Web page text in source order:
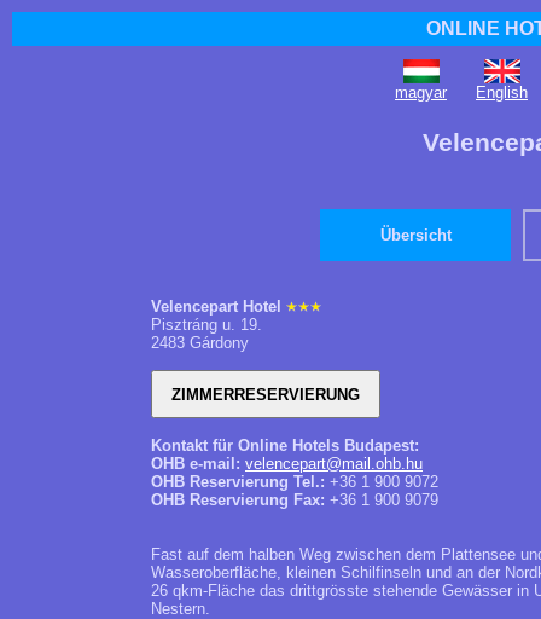
ONLINE
magyar English
Übersicht
Velencepart Hotel
Pisztráng u. 19.
2483 Gárdony
Kontakt für Online Hotels Budapest:
OHB e-mail: velencepart@mail.ohb.hu
OHB Reservierung Tel.: +36 1 900 9072
OHB Reservierung Fax: +36 1 900 9079
Fast auf dem halben Weg zwischen dem Plattensee
Wasseroberfläche, kleinen Schilfinseln und an der
26 qkm-Fläche das drittgrösste stehende Gewässer in
Nestern.